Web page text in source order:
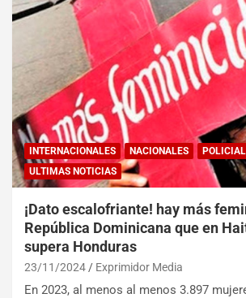
INTERNACIONALES NACIONALES
ULTIMAS NOTICIAS
¡Dato escalofriante! hay más
República Dominicana que en
supera Honduras
23/11/2024 Exprimidor Media
En 2023, al menos al menos 3.897